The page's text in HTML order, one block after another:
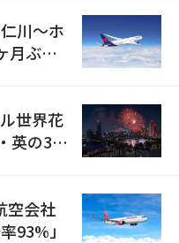
川〜ホ
月ぶり
世界花
英の3カ
空会社
93%」